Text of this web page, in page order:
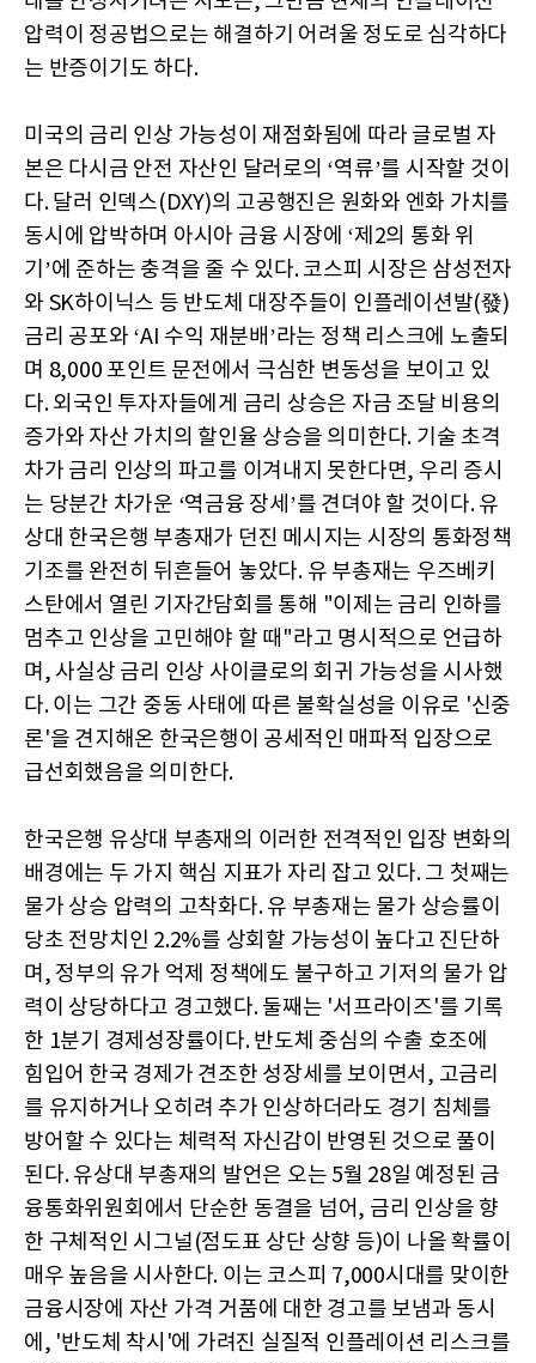
압력이 정공법으로는 해결하기 어려울 정도로 심각하다
는 반증이기도 하다.
미국의 금리 인상 가능성이 재점화됨에 따라 글로벌 자
본은 다시금 안전 자산인 달러로의 ‘역류’를 시작할 것이
다. 달러 인덱스(DXY)의 고공행진은 원화와 엔화 가치를
동시에 압박하며 아시아 금융 시장에 ‘제2의 통화 위
기’에 준하는 충격을 줄 수 있다. 코스피 시장은 삼성전자
와 SK하이닉스 등 반도체 대장주들이 인플레이션발(發)
금리 공포와 ‘AI 수익 재분배’라는 정책 리스크에 노출되
며 8,000 포인트 문전에서 극심한 변동성을 보이고 있
다. 외국인 투자자들에게 금리 상승은 자금 조달 비용의
증가와 자산 가치의 할인율 상승을 의미한다. 기술 초격
차가 금리 인상의 파고를 이겨내지 못한다면, 우리 증시
는 당분간 차가운 ‘역금융 장세’를 견뎌야 할 것이다. 유
상대 한국은행 부총재가 던진 메시지는 시장의 통화정책
기조를 완전히 뒤흔들어 놓았다. 유 부총재는 우즈베키
스탄에서 열린 기자간담회를 통해 "이제는 금리 인하를
멈추고 인상을 고민해야 할 때"라고 명시적으로 언급하
며, 사실상 금리 인상 사이클로의 회귀 가능성을 시사했
다. 이는 그간 중동 사태에 따른 불확실성을 이유로 '신중
론'을 견지해온 한국은행이 공세적인 매파적 입장으로
급선회했음을 의미한다.
한국은행 유상대 부총재의 이러한 전격적인 입장 변화의
배경에는 두 가지 핵심 지표가 자리 잡고 있다. 그 첫째는
물가 상승 압력의 고착화다. 유 부총재는 물가 상승률이
당초 전망치인 2.2%를 상회할 가능성이 높다고 진단하
며, 정부의 유가 억제 정책에도 불구하고 기저의 물가 압
력이 상당하다고 경고했다. 둘째는 '서프라이즈'를 기록
한 1분기 경제성장률이다. 반도체 중심의 수출 호조에
힘입어 한국 경제가 견조한 성장세를 보이면서, 고금리
를 유지하거나 오히려 추가 인상하더라도 경기 침체를
방어할 수 있다는 체력적 자신감이 반영된 것으로 풀이
된다. 유상대 부총재의 발언은 오는 5월 28일 예정된 금
융통화위원회에서 단순한 동결을 넘어, 금리 인상을 향
한 구체적인 시그널(점도표 상단 상향 등)이 나올 확률이
매우 높음을 시사한다. 이는 코스피 7,000시대를 맞이한
금융시장에 자산 가격 거품에 대한 경고를 보냄과 동시
에, '반도체 착시'에 가려진 실질적 인플레이션 리스크를